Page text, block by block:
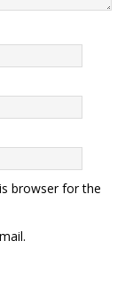
browser for the